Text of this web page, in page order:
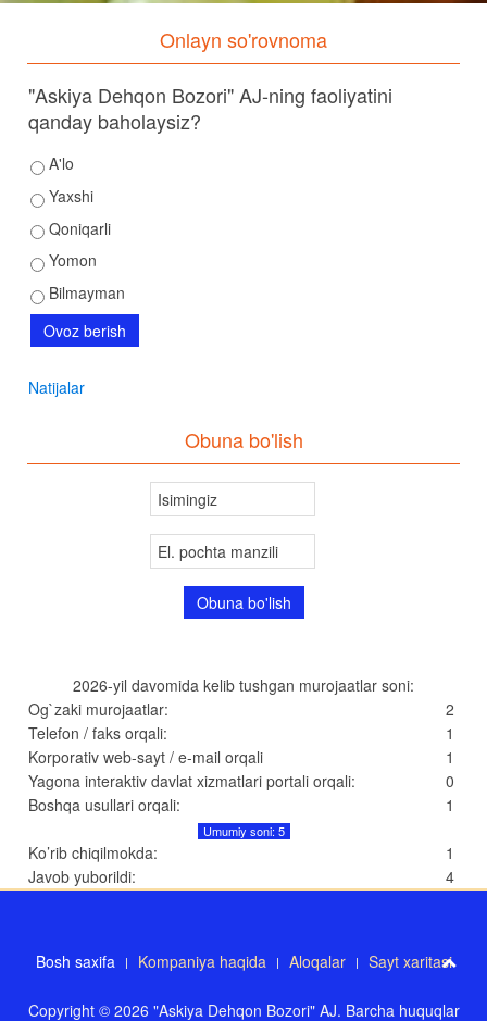
Onlayn so'rovnoma
"Askiya Dehqon Bozori" AJ-ning faoliyatini
qanday baholaysiz?
A'lo
Yaxshi
Qoniqarli
Yomon
Bilmayman
Natijalar
Obuna bo'lish
2026-yil davomida kelib tushgan murojaatlar soni:
Og`zaki murojaatlar:
2
Telefon / faks orqali:
1
Korporativ web-sayt / e-mail orqali
1
Yagona interaktiv davlat xizmatlari portali orqali:
0
Boshqa usullari orqali:
1
Umumiy soni: 5
Ko’rib chiqilmokda:
1
Javob yuborildi:
4
Bosh saxifa Kompaniya haqida Aloqalar Sayt xaritasi
Copyright © 2026 "Askiya Dehqon Bozori" AJ. Barcha huquqlar